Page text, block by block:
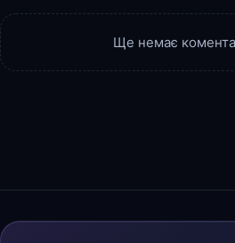
Ще немає